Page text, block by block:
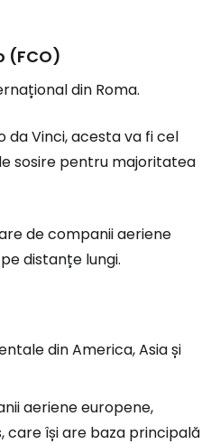
(FCO)
din Roma.
da Vinci, acesta va fi cel
sosire pentru majoritatea
de companii aeriene
distanțe lungi.
din America, Asia și
aeriene europene,
care își are baza principală